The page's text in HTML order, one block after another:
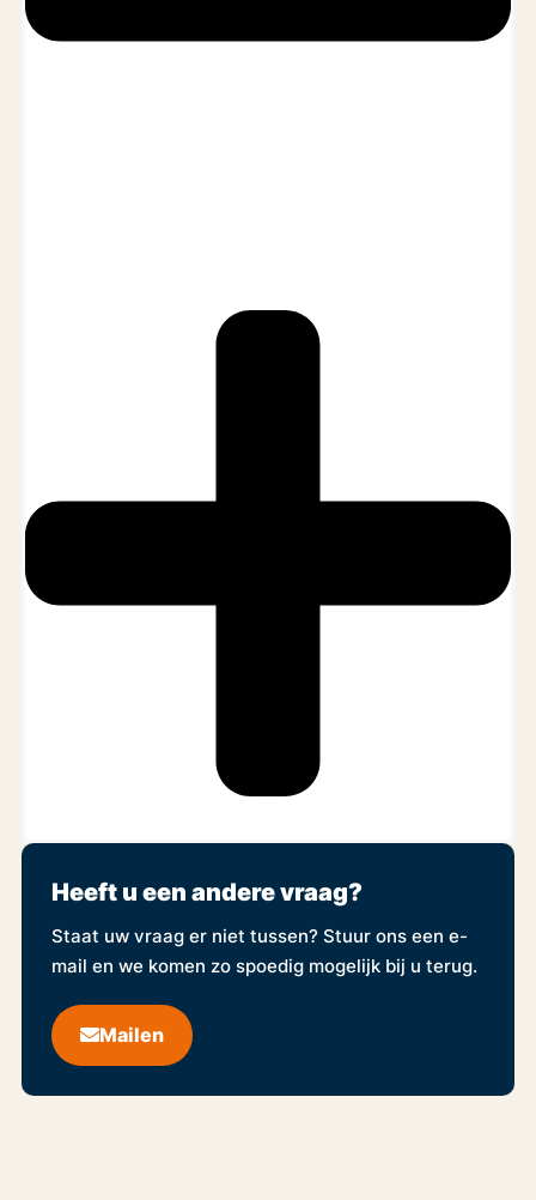
Heeft u een andere vraag?
Staat uw vraag er niet tussen? Stuur ons een e-
mail en we komen zo spoedig mogelijk bij u terug.
Mailen